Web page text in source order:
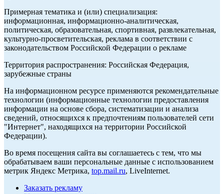
Примерная тематика и (или) специализация:
информационная, информационно-аналитическая,
политическая, образовательная, спортивная, развлекательная,
культурно-просветительская, реклама в соответствии с
законодательством Российской Федерации о рекламе
Территория распространения: Российская Федерация,
зарубежные страны
На информационном ресурсе применяются рекомендательные
технологии (информационные технологии предоставления
информации на основе сбора, систематизации и анализа
сведений, относящихся к предпочтениям пользователей сети
"Интернет", находящихся на территории Российской
Федерации).
Во время посещения сайта вы соглашаетесь с тем, что мы
обрабатываем ваши персональные данные с использованием
метрик Яндекс Метрика, top.mail.ru, LiveInternet.
Заказать рекламу